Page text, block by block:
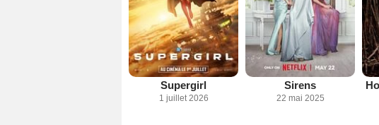
Supergirl
1 juillet 2026
Sirens
22 mai 2025